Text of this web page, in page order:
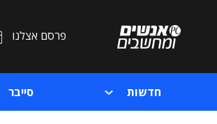
פרסם אצלנו
חדשות סייבר